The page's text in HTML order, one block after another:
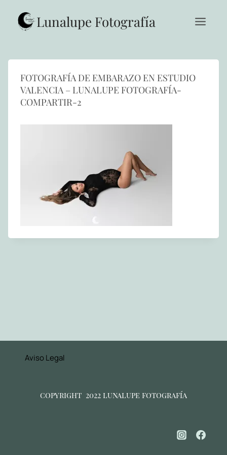
contenido Lunalupe Fotografía
FOTOGRAFÍA DE EMBARAZO EN ESTUDIO
VALENCIA – LUNALUPE FOTOGRAFÍA-
COMPARTIR-2
Aviso Legal
copyright 2022 lunalupe fotografía